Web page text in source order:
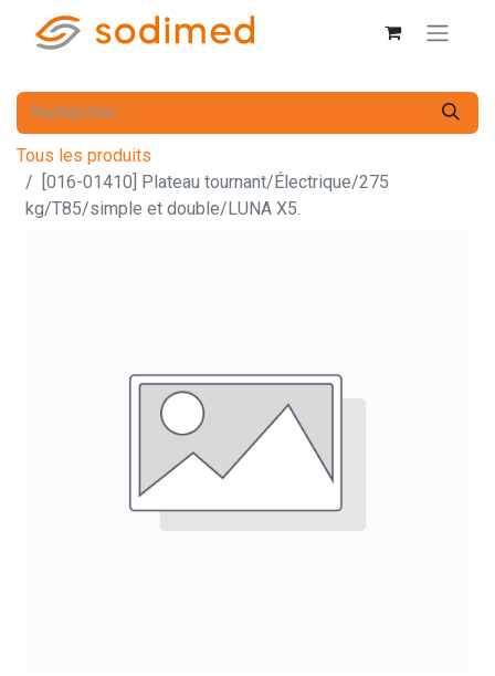
Tous les produits
[016-01410] Plateau tournant/Électrique/275
kg/T85/simple et double/LUNA X5.